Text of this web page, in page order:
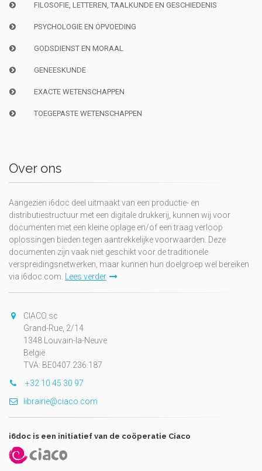
FILOSOFIE, LETTEREN, TAALKUNDE EN GESCHIEDENIS
PSYCHOLOGIE EN OPVOEDING
GODSDIENST EN MORAAL
GENEESKUNDE
EXACTE WETENSCHAPPEN
TOEGEPASTE WETENSCHAPPEN
Over ons
Aangezien i6doc deel uitmaakt van een productie- en
distributiestructuur met een digitale drukkerij, kunnen wij voor
documenten met een kleine oplage en/of een traag verloop
oplossingen bieden tegen aantrekkelijke voorwaarden. Deze
documenten zijn vaak niet geschikt voor de traditionele
verspreidingsnetwerken, maar kunnen hun doelgroep wel bereiken
via i6doc.com. Lees verder
CIACO sc
Grand-Rue, 2/14
1348 Louvain-la-Neuve
België
TVA: BE0407.236.187
+32 10 45 30 97
librairie@ciaco.com
i6doc is een initiatief van de coöperatie Ciaco